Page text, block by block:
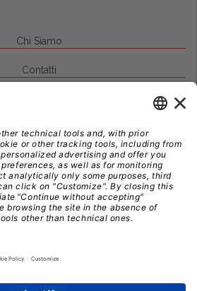
Chi Siamo
Contatti
Note Legali
Privacy
Gestione Cookie